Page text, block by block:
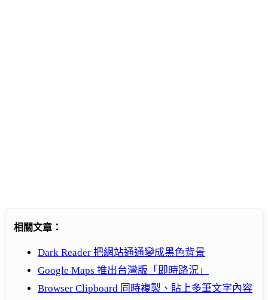
相關文章：
Dark Reader 把網站通通變成黑色背景
Google Maps 推出台灣版「即時路況」
Browser Clipboard 同時複製、貼上多筆文字內容